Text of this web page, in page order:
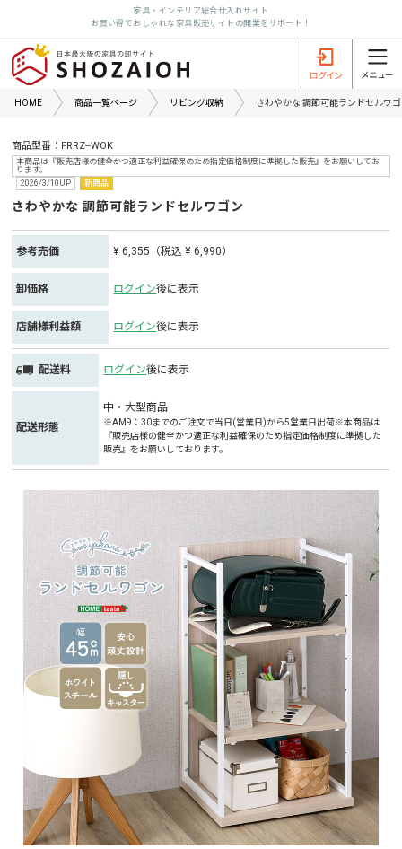
家具・インテリア総合仕入れサイト
お買い得でおしゃれな家具販売サイトの開業をサポート！
HOME 商品一覧ページ リビング収納 さわやかな 調節可能ランドセルワ
商品型番：FRRZ--WOK
本商品は『販売店様の健全かつ適正な利益確保のため指定価格制度に準拠した販売』をお願いしてお
ります。
2026/3/10UP
新商品
さわやかな 調節可能ランドセルワゴン
参考売価 ¥ 6,355（税込 ¥ 6,990）
卸価格 ログイン後に表示
店舗様利益額 ログイン後に表示
配送料 ログイン後に表示
配送形態
中・大型商品
※AM9：30までのご注文で当日(営業日)から5営業日出荷※本商品は
『販売店様の健全かつ適正な利益確保のため指定価格制度に準拠した
販売』をお願いしております。